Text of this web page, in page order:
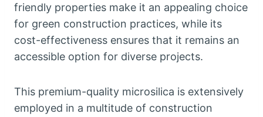
friendly properties make it an appealing choice
for green construction practices, while its
cost-effectiveness ensures that it remains an
accessible option for diverse projects.
This premium-quality microsilica is extensively
employed in a multitude of construction